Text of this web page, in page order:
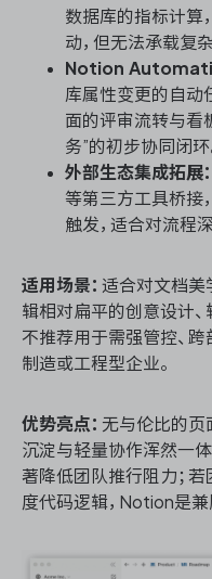
数据库的指标计算
动，但无法承载复
Notion
库属性变更的自动
面的评审流转与看
务”的初步协同闭环
外部生态集成拓展：
等第三方工具桥接
触发，适合对流程
适用场景： 适合对文档美
辑相对扁平的创意设计
不推荐用于需强管控、
制造或工程型企业。
优势亮点： 无与伦比的页
沉淀与轻量协作浑然一
著降低团队推行阻力；
度代码逻辑，Notion是